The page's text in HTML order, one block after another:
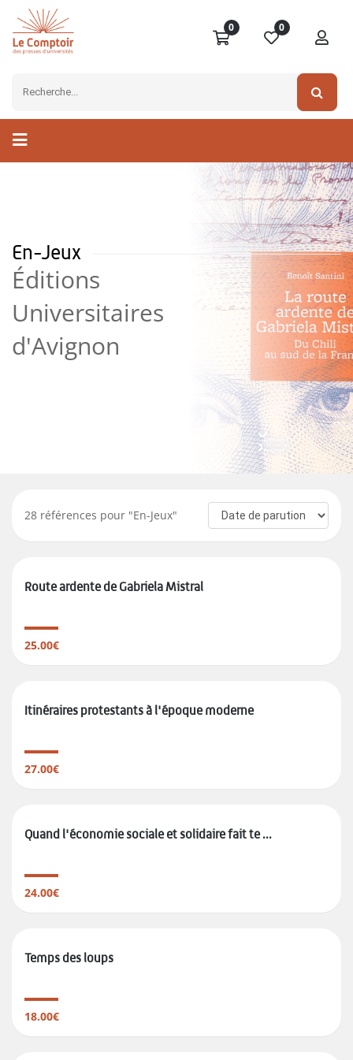
0 0
En-Jeux
Éditions
Universitaires
d'Avignon
28 références pour "En-Jeux"
Route ardente de Gabriela Mistral
25.00€
Itinéraires protestants à l'époque moderne
27.00€
Quand l'économie sociale et solidaire fait te ...
24.00€
Temps des loups
18.00€